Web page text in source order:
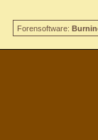
Forensoftware: